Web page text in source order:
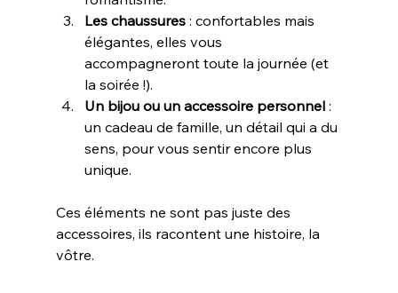
Les chaussures : confortables mais
élégantes, elles vous
accompagneront toute la journée (et
la soirée !).
Un bijou ou un accessoire personnel :
un cadeau de famille, un détail qui a du
sens, pour vous sentir encore plus
unique.
Ces éléments ne sont pas juste des
accessoires, ils racontent une histoire, la
vôtre.